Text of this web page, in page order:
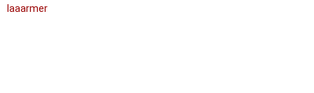
laaarmer